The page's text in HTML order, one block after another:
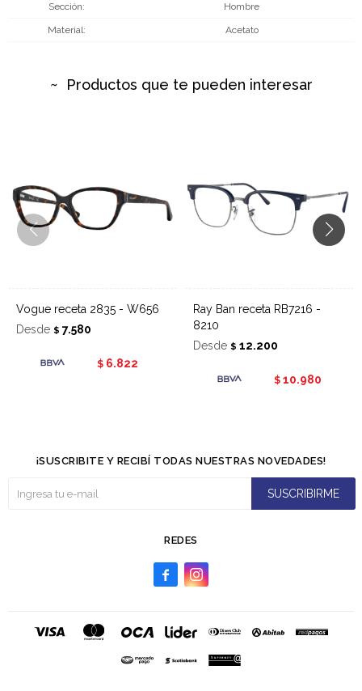
Sección Hombre
Material Acetato
Productos que te pueden interesar
Vogue receta 2835 - W656
Desde $ 7.580
$ 6.822
Ray Ban receta RB7216 -
8210
Desde $ 12.200
$ 10.980
REDES
 
¡SUSCRIBITE Y RECIBÍ TODAS NUESTRAS NOVEDADES!
SUSCRIBIRME